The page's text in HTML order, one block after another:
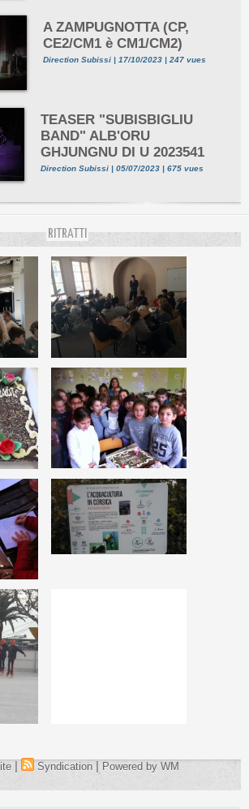
A ZAMPUGNOTTA (CP,
CE2/CM1 è CM1/CM2)
Direction Subissi | 17/10/2023 | 247 vues
TEASER "SUBISBIGLIU
BAND" ALB'ORU
GHJUNGNU DI U 2023541
Direction Subissi | 05/07/2023 | 675 vues
RITRATTI
| Syndication | Powered by WM